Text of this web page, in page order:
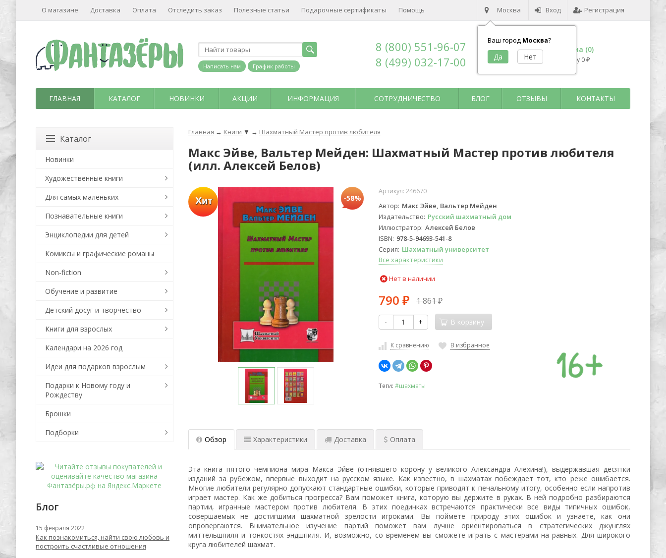
Москва
Ваш город Москва?
Вход Регистрация
О магазине Доставка Оплата Отследить заказ Полезные статьи Подарочные сертификаты Помощь
Написать нам График работы
8 (800) 551-96-07
8 (499) 032-17-00
Корзина (0)
на сумму 0 ₽
ГЛАВНАЯ КАТАЛОГ НОВИНКИ АКЦИИ ИНФОРМАЦИЯ СОТРУДНИЧЕСТВО БЛОГ ОТЗЫВЫ КОНТАКТЫ
Главная → Книги ▼ → Шахматный Мастер против любителя
Макс Эйве, Вальтер Мейден: Шахматный Мастер против любителя
(илл. Алексей Белов)
Хит -58%
Артикул: 246670
Автор Макс Эйве, Вальтер Мейден
Издательство Русский шахматный дом
Иллюстратор Алексей Белов
ISBN 978-5-94693-541-8
Серия Шахматный университет
Все характеристики
Нет в наличии
790 ₽ 1 861₽
- + В корзину
К сравнению В избранное
Теги: #шахматы
Обзор Характеристики Доставка Оплата
Эта книга пятого чемпиона мира Макса Эйве (отнявшего корону у великого Александра Алехина!), выдержавшая десятки
изданий за рубежом, впервые выходит на русском языке. Как известно, в шахматах побеждает тот, кто реже ошибается.
Многие любители регулярно допускают стандартные ошибки, которые приводят к печальному итогу, особенно если напротив
играет мастер. Как же добиться прогресса? Вам поможет книга, которую вы держите в руках. В ней подробно разбираются
партии, игранные мастером против любителя. В этих поединках встречаются практически все виды типичных ошибок,
совершаемых не достигшими шахматной зрелости игроками. Вы поймете природу этих ошибок и узнаете, как они
опровергаются. Внимательное изучение партий поможет вам лучше ориентироваться в стратегических джунглях
миттельшпиля и тонкостях эндшпиля. И, возможно, со временем вы сможете играть с мастерами на равных. Для широкого
круга любителей шахмат.
Каталог
Новинки
Художественные книги
Для самых маленьких
Познавательные книги
Энциклопедии для детей
Комиксы и графические романы
Non-fiction
Обучение и развитие
Детский досуг и творчество
Книги для взрослых
Календари на 2026 год
Идеи для подарков взрослым
Подарки к Новому году и
Рождеству
Брошки
Подборки
Блог
15 февраля 2022
Как познакомиться, найти свою любовь и
построить счастливые отношения